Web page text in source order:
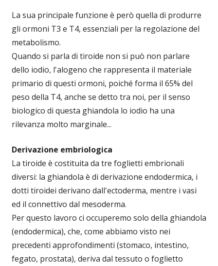
La sua principale funzione è però quella di produrre
gli ormoni T3 e T4, essenziali per la regolazione del
metabolismo.
Quando si parla di tiroide non si può non parlare
dello iodio, l'alogeno che rappresenta il materiale
primario di questi ormoni, poiché forma il 65% del
peso della T4, anche se detto tra noi, per il senso
biologico di questa ghiandola lo iodio ha una
rilevanza molto marginale...
Derivazione embriologica
La tiroide è costituita da tre foglietti embrionali
diversi: la ghiandola è di derivazione endodermica, i
dotti tiroidei derivano dall'ectoderma, mentre i vasi
ed il connettivo dal mesoderma.
Per questo lavoro ci occuperemo solo della ghiandola
(endodermica), che, come abbiamo visto nei
precedenti approfondimenti (stomaco, intestino,
fegato, prostata), deriva dal tessuto o foglietto